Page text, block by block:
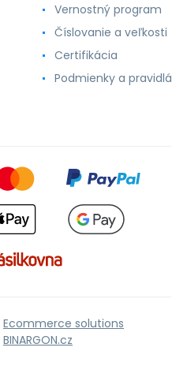
Vernostný program
Číslovanie a veľkosti
Certifikácia
Podmienky a pravidlá
Ecommerce solutions
BINARGON.cz